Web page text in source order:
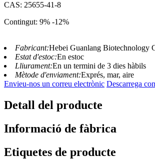
CAS: 25655-41-8
Contingut: 9% -12%
Fabricant:Hebei Guanlang Biotechnology
Estat d'estoc:En estoc
Lliurament:En un termini de 3 dies hàbils
Mètode d'enviament:Exprés, mar, aire
Envieu-nos un correu electrònic Descarrega
Detall del producte
Informació de fàbrica
Etiquetes de producte